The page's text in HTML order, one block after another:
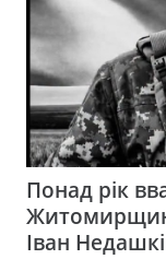
Понад рік
Іван